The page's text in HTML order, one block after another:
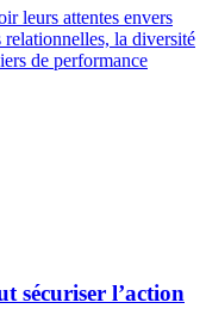
leurs attentes envers
relationnelles, la diversité
de performance
sécuriser l’action